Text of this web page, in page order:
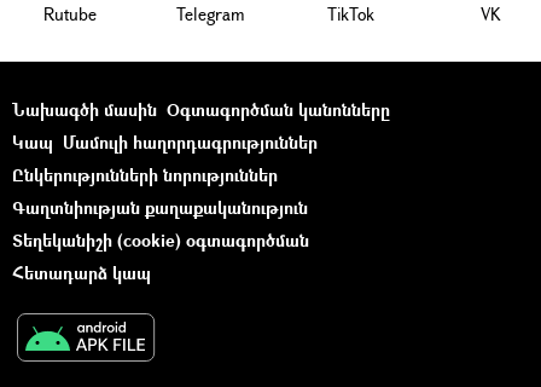
Rutube Telegram ТikТоk VK
Նախագծի մասին Օգտագործման կանոնները
Կապ Մամուլի հաղորդագրություններ
Ընկերությունների նորություններ
Գաղտնիության քաղաքականություն
Տեղեկանիշի (cookie) օգտագործման
Հետադարձ կապ